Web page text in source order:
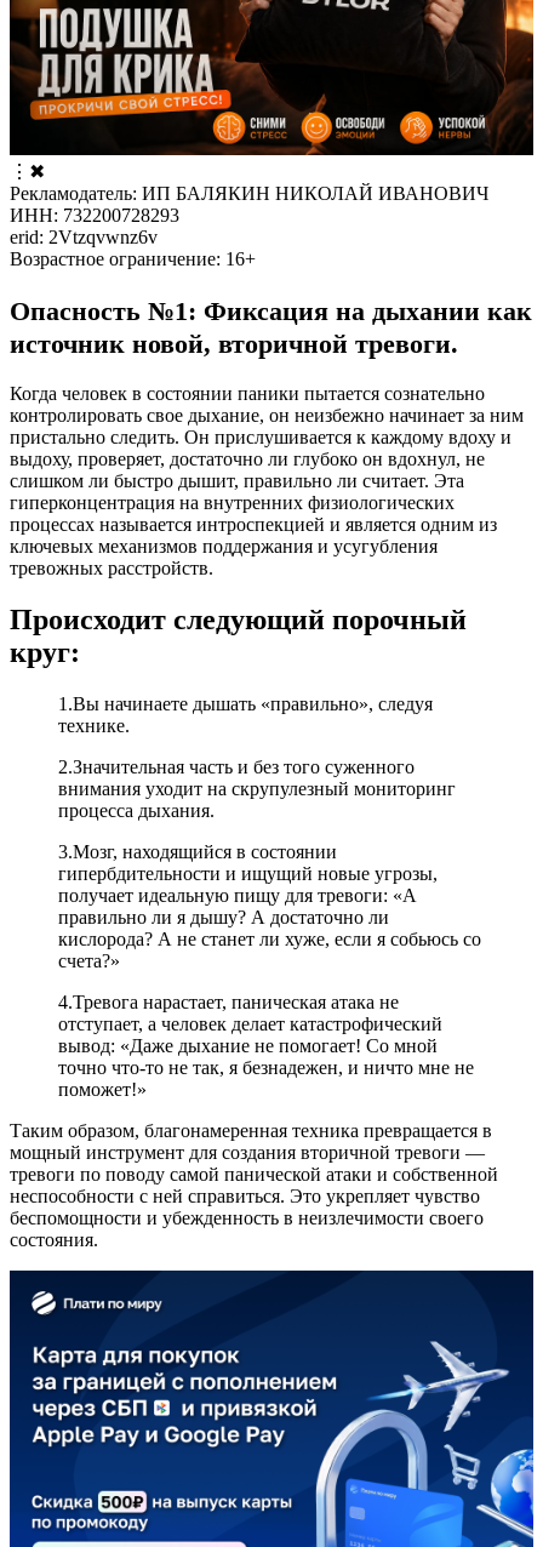
⋮ ✖
Рекламодатель: ИП БАЛЯКИН НИКОЛАЙ ИВАНОВИЧ
ИНН: 732200728293
erid: 2Vtzqvwnz6v
Возрастное ограничение: 16+
Опасность №1: Фиксация на дыхании как
источник новой, вторичной тревоги.
Когда человек в состоянии паники пытается сознательно
контролировать свое дыхание, он неизбежно начинает за ним
пристально следить. Он прислушивается к каждому вдоху и
выдоху, проверяет, достаточно ли глубоко он вдохнул, не
слишком ли быстро дышит, правильно ли считает. Эта
гиперконцентрация на внутренних физиологических
процессах называется интроспекцией и является одним из
ключевых механизмов поддержания и усугубления
тревожных расстройств.
Происходит следующий порочный
круг:
1.Вы начинаете дышать «правильно», следуя
технике.
2.Значительная часть и без того суженного
внимания уходит на скрупулезный мониторинг
процесса дыхания.
3.Мозг, находящийся в состоянии
гипербдительности и ищущий новые угрозы,
получает идеальную пищу для тревоги: «А
правильно ли я дышу? А достаточно ли
кислорода? А не станет ли хуже, если я собьюсь со
счета?»
4.Тревога нарастает, паническая атака не
отступает, а человек делает катастрофический
вывод: «Даже дыхание не помогает! Со мной
точно что-то не так, я безнадежен, и ничто мне не
поможет!»
Таким образом, благонамеренная техника превращается в
мощный инструмент для создания вторичной тревоги —
тревоги по поводу самой панической атаки и собственной
неспособности с ней справиться. Это укрепляет чувство
беспомощности и убежденность в неизлечимости своего
состояния.